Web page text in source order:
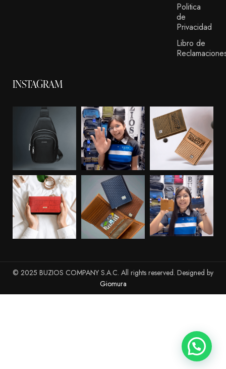
Politica
de
Privacidad
Libro de
INSTAGRAM
© 2025 BUZIOS COMPANY S.A.C. All rights reserved. Designed by
Giomura